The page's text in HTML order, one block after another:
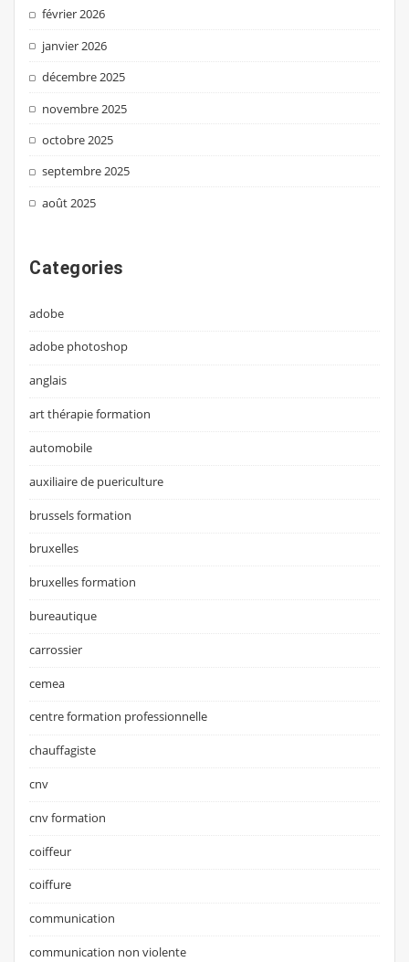
février 2026
janvier 2026
décembre 2025
novembre 2025
octobre 2025
septembre 2025
août 2025
Categories
adobe
adobe photoshop
anglais
art thérapie formation
automobile
auxiliaire de puericulture
brussels formation
bruxelles
bruxelles formation
bureautique
carrossier
cemea
centre formation professionnelle
chauffagiste
cnv
cnv formation
coiffeur
coiffure
communication
communication non violente